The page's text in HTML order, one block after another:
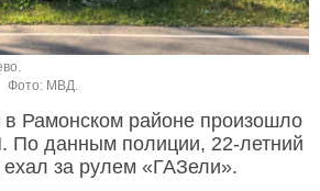
Фото: МВД.
в Рамонском районе произошло
По данным полиции, 22-летний
за рулем «ГАЗели».